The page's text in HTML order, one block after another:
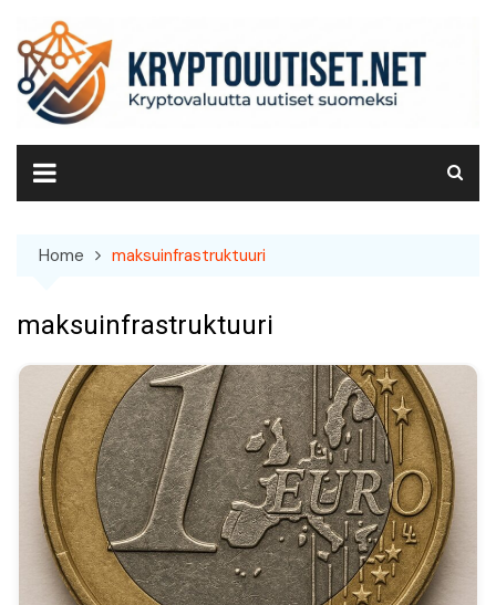
content
Home maksuinfrastruktuuri
maksuinfrastruktuuri